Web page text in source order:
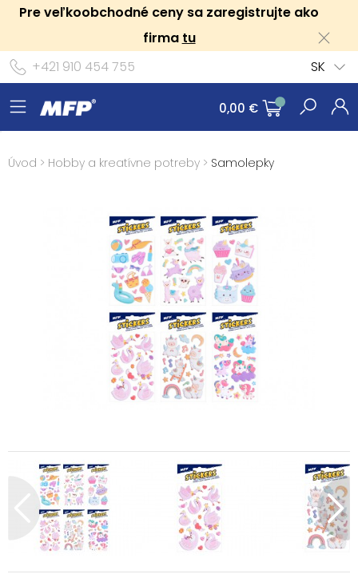
Pre veľkoobchodné ceny sa zaregistrujte ako
firma tu
+421 910 454 755
SK
0,00 €
Úvod > Hobby a kreatívne potreby > Samolepky